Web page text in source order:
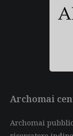
Archomai
Archomai